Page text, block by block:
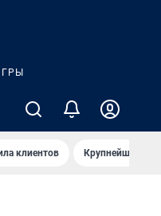
клиентов Крупнейшие